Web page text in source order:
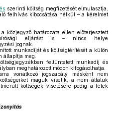
szerinti költség megfizetését elmulasztja,
felhívás kibocsátása nélkül – a kérelmet
közjegyző határozata ellen előterjesztett
eljárást is – nincs helye
jognak.
munkadíját és költségtérítését a külön
állapítja meg.
feltüntetett munkadíj és
meghatározott módon kifogásolhatja.
vonatkozó jogszabály másként nem
maguk viselik, a nem általuk
költségek viselésére pedig a felek